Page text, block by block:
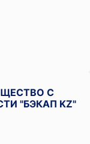
С
"БЭКАП KZ"